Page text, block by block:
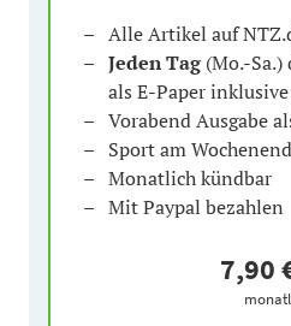
Alle Artikel auf
Jeden Tag(Mo.-Sa.)
als E-Paper
Vorabend Ausgabe
Sport am
Monatlich kündbar
Mit Paypal bezahlen
7,90